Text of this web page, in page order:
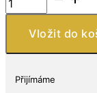
–
mince
Vložit do
Přijímáme